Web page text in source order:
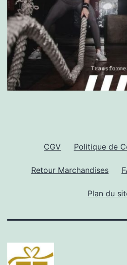
CGV Politique de
Retour Marchandises
Plan du